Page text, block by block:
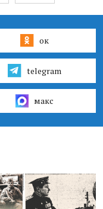
ок
telegram
макс